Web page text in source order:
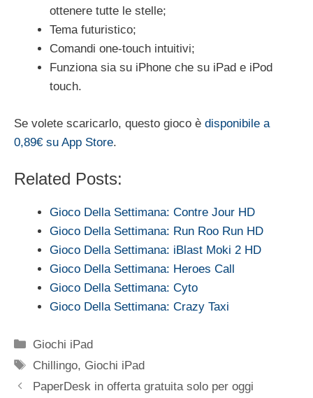
ottenere tutte le stelle;
Tema futuristico;
Comandi one-touch intuitivi;
Funziona sia su iPhone che su iPad e iPod
touch.
Se volete scaricarlo, questo gioco è disponibile a
0,89€ su App Store.
Related Posts:
Gioco Della Settimana: Contre Jour HD
Gioco Della Settimana: Run Roo Run HD
Gioco Della Settimana: iBlast Moki 2 HD
Gioco Della Settimana: Heroes Call
Gioco Della Settimana: Cyto
Gioco Della Settimana: Crazy Taxi
Categorie
Giochi iPad
Tag
Chillingo, Giochi iPad
PaperDesk in offerta gratuita solo per oggi